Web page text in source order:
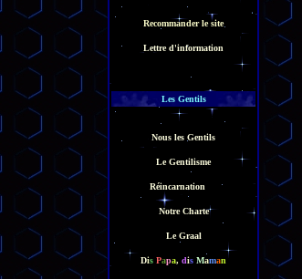
Recommander le site
Lettre d'information
Les Gentils
Nous les Gentils
Le Gentilisme
Réincarnation
Notre Charte
Le Graal
Dis Papa, dis Maman